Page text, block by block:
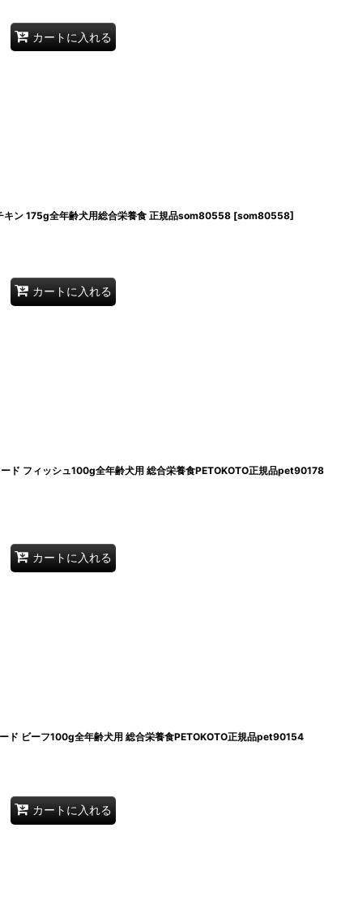
カートに入れる
ン 175g全年齢犬用総合栄養食 正規品som80558 [som80558]
カートに入れる
ド フィッシュ100g全年齢犬用 総合栄養食PETOKOTO正規品pet90178
カートに入れる
ド ビーフ100g全年齢犬用 総合栄養食PETOKOTO正規品pet90154
カートに入れる